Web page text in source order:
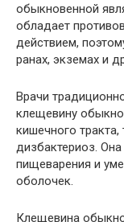
обыкновенной
обладает
действием,
ранах, экземах и
Врачи
клещевину
кишечного тракта,
дизбактериоз.
пищеварения и
оболочек.
Клещевина